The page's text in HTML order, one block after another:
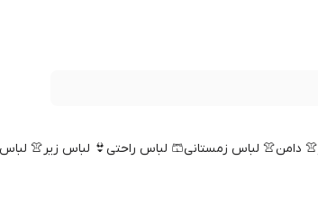
👚 دامن👚 لباس زمستانی🩳 لباس راحتی👙 لباس زیر👚